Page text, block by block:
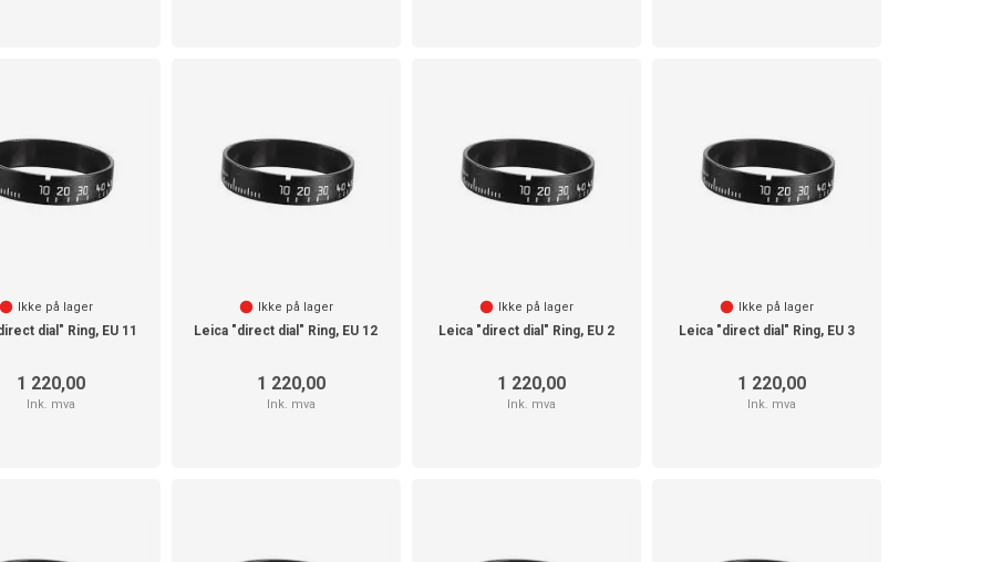
Ikke på lager
dial" Ring, EU 11
1 220,00
Ink. mva
Ikke på lager
Leica "direct dial" Ring, EU 12
1 220,00
Ink. mva
Ikke på lager
Leica "direct dial" Ring, EU 2
1 220,00
Ink. mva
Ikke på lager
Leica "direct dial" Ring, EU 3
1 220,00
Ink. mva